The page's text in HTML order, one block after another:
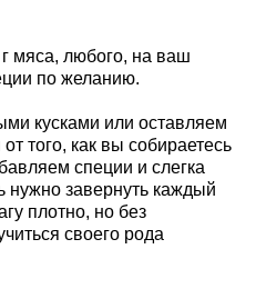
мяса, любого, на ваш
по желанию.
кусками или оставляем
того, как вы собираетесь
специи и слегка
нужно завернуть каждый
плотно, но без
своего рода